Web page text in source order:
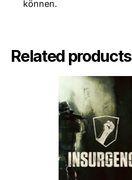
können.
Related products